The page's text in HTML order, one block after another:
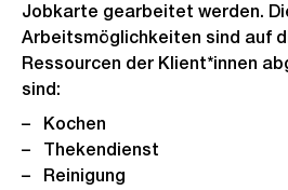
Jobkarte gearbeitet werden.
Arbeitsmöglichkeiten sind auf
Ressourcen der Klient*innen
sind:
Kochen
Thekendienst
Reinigung